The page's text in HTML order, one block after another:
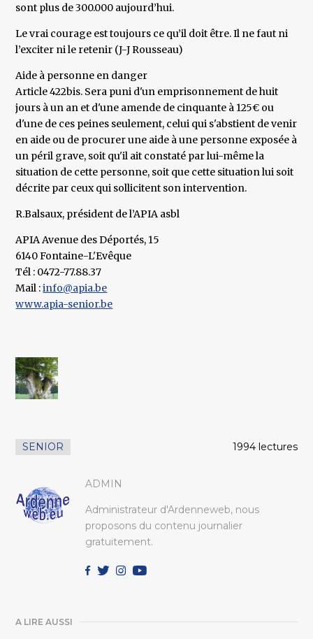
sont plus de 300.000 aujourd’hui.
Le vrai courage est toujours ce qu’il doit être. Il ne faut ni
l’exciter ni le retenir (J-J Rousseau)
Aide à personne en danger
Article 422bis. Sera puni d'un emprisonnement de huit
jours à un an et d'une amende de cinquante à 125€ ou
d'une de ces peines seulement, celui qui s'abstient de venir
en aide ou de procurer une aide à une personne exposée à
un péril grave, soit qu'il ait constaté par lui-même la
situation de cette personne, soit que cette situation lui soit
décrite par ceux qui sollicitent son intervention.
R.Balsaux, président de l’APIA asbl
APIA Avenue des Déportés, 15
6140 Fontaine-L'Evêque
Tél : 0472-77.88.37
Mail :info@apia.be
www.apia-senior.be
SENIOR 1994 lectures
ADMIN
Administrateur d'Ardenneweb, nous
proposons du contenu journalier
gratuitement.
A LIRE AUSSI